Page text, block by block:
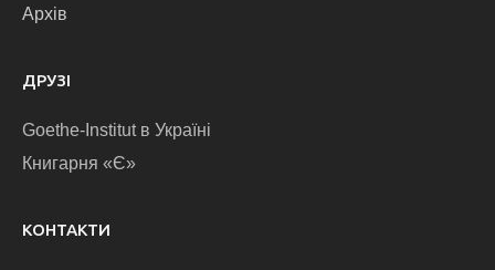
Архів
ДРУЗІ
Goethe-Institut в Україні
Книгарня «Є»
КОНТАКТИ